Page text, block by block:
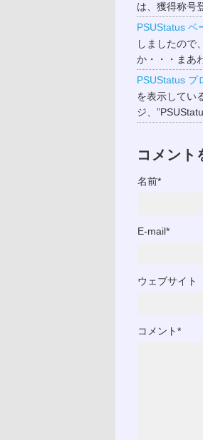
は、獲得称号
PSUStatus ベ
しましたので
か・・・まあ
PSUStatus プ
を表示してい
ジ、
コメント
名前*
E-mail*
ウェブサイト
コメント*